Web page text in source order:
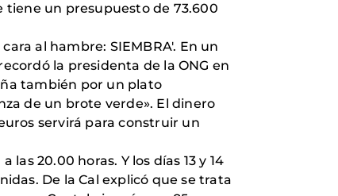
tiene un presupuesto de 73.600
al hambre: SIEMBRA'. En un
la presidenta de la ONG en
también por un plato
de un brote verde». El dinero
servirá para construir un
20.00 horas. Y los días 13 y 14
De la Cal explicó que se trata